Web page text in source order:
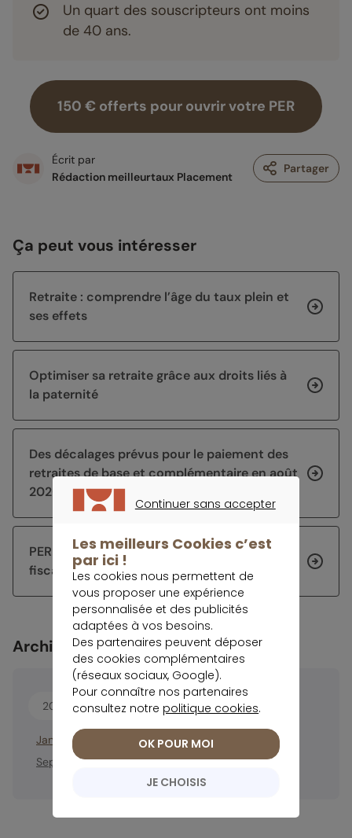
Un quart des souscripteurs ont moins
de 40 ans.
150 € offerts pour ouvrir votre PER
Écrit par
Rédaction meilleurtaux Placement
Partager
Ça peut vous intéresser
Retraite : comprendre l’âge du taux plein et
ses effets
Optimiser sa retraite grâce aux droits liés à
la paternité
Des décalages prévus pour le paiement des
retraites de base et complémentaire en août
2026
PER ou assurance vie : comprendre l’écart
fiscal en 2026
Archives
2026 2025
Janvier Mars Avril Mai Juin
Août
Septembre Octobre Novembre Décembre
Continuer sans accepter
Les meilleurs Cookies c’est
par ici !
Les cookies nous permettent de
vous proposer une expérience
personnalisée et des publicités
adaptées à vos besoins.
Des partenaires peuvent déposer
des cookies complémentaires
(réseaux sociaux, Google).
Pour connaître nos partenaires
consultez notre politique cookies.
JE CHOISIS
OK POUR MOI